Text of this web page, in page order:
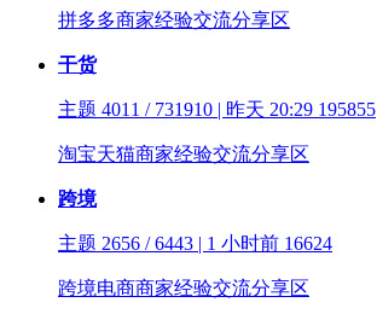
拼多多商家经验交流分享区
干货
主题 4011 / 731910 | 昨天 20:29 195855
淘宝天猫商家经验交流分享区
跨境
主题 2656 / 6443 | 1 小时前 16624
跨境电商商家经验交流分享区